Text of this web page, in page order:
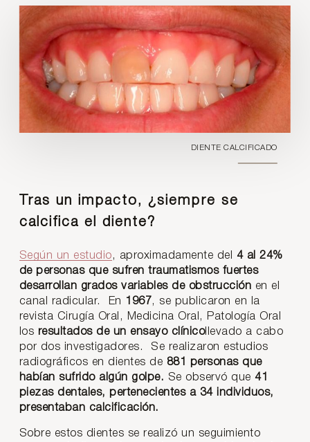
DIENTE CALCIFICADO
Tras un impacto, ¿siempre se
calcifica el diente?
Según un estudio, aproximadamente del 4 al 24%
de personas que sufren traumatismos fuertes
desarrollan grados variables de obstrucción en el
canal radicular. En 1967, se publicaron en la
revista Cirugía Oral, Medicina Oral, Patología Oral
los resultados de un ensayo clínicollevado a cabo
por dos investigadores. Se realizaron estudios
radiográficos en dientes de 881 personas que
habían sufrido algún golpe. Se observó que41
piezas dentales, pertenecientes a 34 individuos,
presentaban calcificación.
Sobre estos dientes se realizó un seguimiento